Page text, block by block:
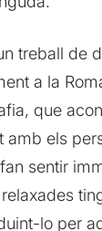
treball de
a la
que
els
sentir
lo per